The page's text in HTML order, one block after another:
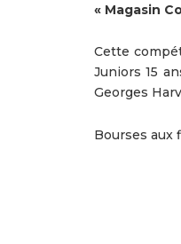
« Magasin
Cette
Juniors 15
Georges
Bourses aux